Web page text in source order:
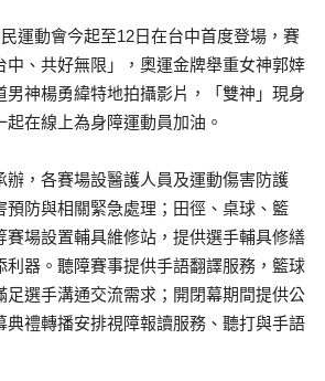
運動會今起至12日在台中首度登場，賽
中、共好無限」，奧運金牌舉重女神郭婞
男神楊勇緯特地拍攝影片，「雙神」現身
在線上為身障運動員加油。
辦，各賽場設醫護人員及運動傷害防護
預防與相關緊急處理；田徑、桌球、籃
賽場設置輔具維修站，提供選手輔具修繕
利器。聽障賽事提供手語翻譯服務，籃球
足選手溝通交流需求；開閉幕期間提供公
典禮轉播安排視障報讀服務、聽打與手語